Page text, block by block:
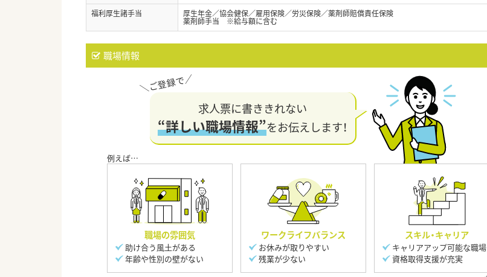
福利厚生諸手当
厚生年金／協会健保／雇用保険／労災保険／薬剤師賠償責任保険
薬剤師手当 ※給与額に含む
職場情報
求人票に書ききれない
“詳しい職場情報”をお伝えします！
職場の雰囲気
助け合う風土がある
年齢や性別の壁がない
ワークライフバランス
お休みが取りやすい
残業が少ない
スキル・キャリア
キャリアアップ可能な職場
資格取得支援が充実